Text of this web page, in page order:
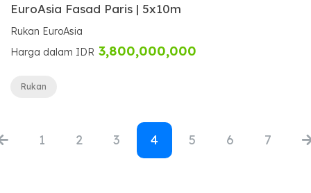
EuroAsia Fasad Paris | 5x10m
Rukan EuroAsia
Harga dalam IDR 3,800,000,000
Rukan
1 2 3 4 5 6 7